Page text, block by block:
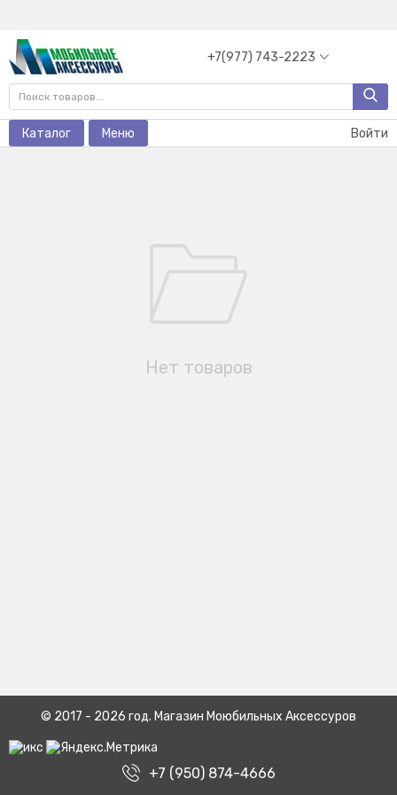
+7(977) 743-2223
Каталог Меню Войти
Нет товаров
© 2017 - 2026 год. Магазин Моюбильных Аксессуров
+7 (950) 874-4666